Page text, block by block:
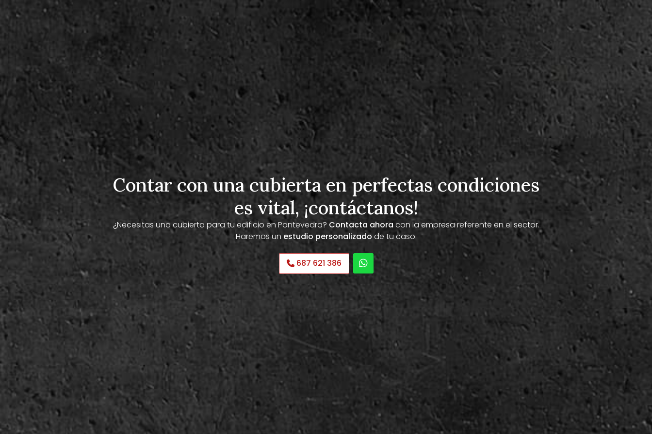
Contar con una cubierta en perfectas condiciones
es vital, ¡contáctanos!
¿Necesitas una cubierta para tu edificio en Pontevedra? Contacta ahoracon la empresa referente en el sector.
Haremos un estudio personalizado de tu caso.
687 621 386
Llámanos si necesitas reparar, aislar o instalar una
cubierta